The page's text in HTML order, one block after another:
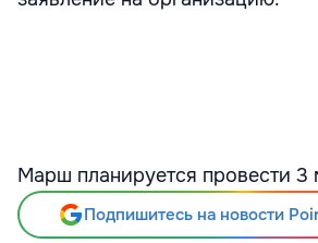
Марш планируется провести 3
Подпишитесь на новости